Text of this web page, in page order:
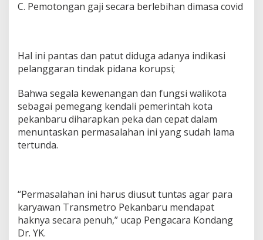
C. Pemotongan gaji secara berlebihan dimasa covid
Hal ini pantas dan patut diduga adanya indikasi
pelanggaran tindak pidana korupsi;
Bahwa segala kewenangan dan fungsi walikota
sebagai pemegang kendali pemerintah kota
pekanbaru diharapkan peka dan cepat dalam
menuntaskan permasalahan ini yang sudah lama
tertunda.
“Permasalahan ini harus diusut tuntas agar para
karyawan Transmetro Pekanbaru mendapat
haknya secara penuh,” ucap Pengacara Kondang
Dr. YK.